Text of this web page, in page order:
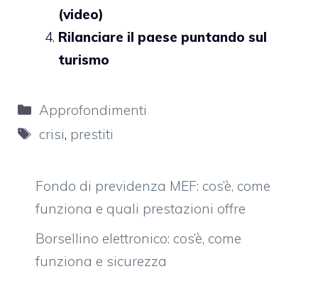
(video)
Rilanciare il paese puntando sul
turismo
Categorie
Approfondimenti
Tag
crisi, prestiti
Fondo di previdenza MEF: cos’è, come
funziona e quali prestazioni offre
Borsellino elettronico: cos’è, come
funziona e sicurezza